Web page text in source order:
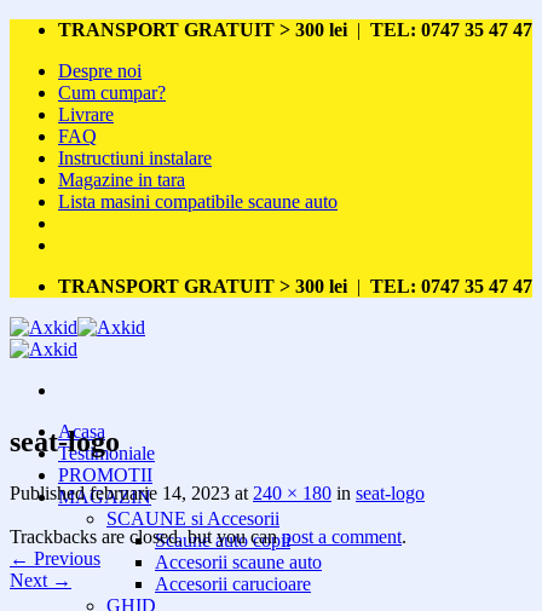
Skip
content
TRANSPORT GRATUIT > 300 lei | TEL: 0747 35 47 47
Despre noi
Cum cumpar?
Livrare
FAQ
Instructiuni instalare
Magazine in tara
Lista masini compatibile scaune auto
TRANSPORT GRATUIT > 300 lei | TEL: 0747 35 47 47
Acasa
Testimoniale
PROMOTII
MAGAZIN
SCAUNE si Accesorii
Scaune auto copii
Accesorii scaune auto
Accesorii carucioare
GHID
seat-logo
Publishedfebruarie 14, 2023 at 240 × 180 in seat-logo
Trackbacks are closed, but you canpost a comment.
← Previous
Next →